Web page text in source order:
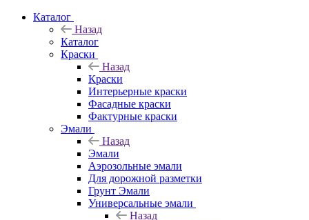
Каталог
Назад
Каталог
Краски
Назад
Краски
Интерьерные краски
Фасадные краски
Фактурные краски
Эмали
Назад
Эмали
Аэрозольные эмали
Для дорожной разметки
Грунт Эмали
Универсальные эмали
Назад